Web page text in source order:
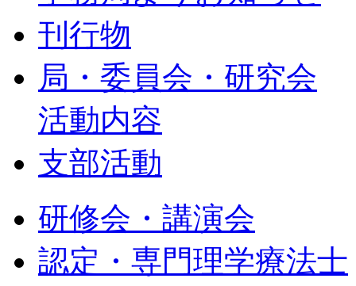
刊行物
局・委員会・研究会
活動内容
支部活動
研修会・講演会
認定・専門理学療法士